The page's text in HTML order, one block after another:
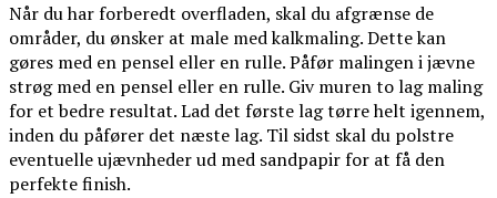
Når du har forberedt overfladen, skal du afgrænse de
områder, du ønsker at male med kalkmaling. Dette kan
gøres med en pensel eller en rulle. Påfør malingen i jævne
strøg med en pensel eller en rulle. Giv muren to lag maling
for et bedre resultat. Lad det første lag tørre helt igennem,
inden du påfører det næste lag. Til sidst skal du polstre
eventuelle ujævnheder ud med sandpapir for at få den
perfekte finish.